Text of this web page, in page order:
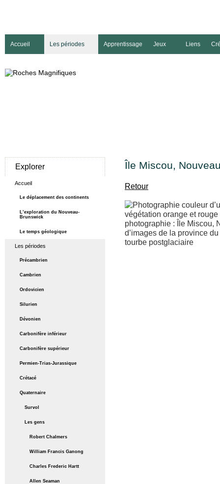
Accueil Les périodes Apprentissage Jeux Liens
Explorer
Accueil
Le déplacement des continents
L’exploration du Nouveau-
Brunswick
Le temps géologique
Les périodes
Précambrien
Cambrien
Ordovicien
Silurien
Dévonien
Carbonifère inférieur
Carbonifère supérieur
Permien-Trias-Jurassique
Crétacé
Quaternaire
Survol
Les gens
Robert Chalmers
William Francis Ganong
Charles Frederic Hartt
Allen Seaman
Île Miscou,
Retour
photographie : Île Miscou,
d’images de la province
tourbe postglaciaire